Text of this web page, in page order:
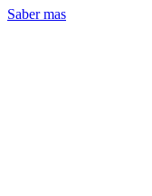
Saber mas